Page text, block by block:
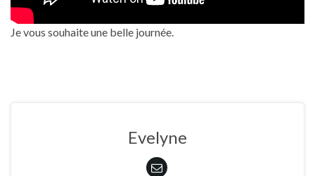
Je vous souhaite une belle journée.
Evelyne